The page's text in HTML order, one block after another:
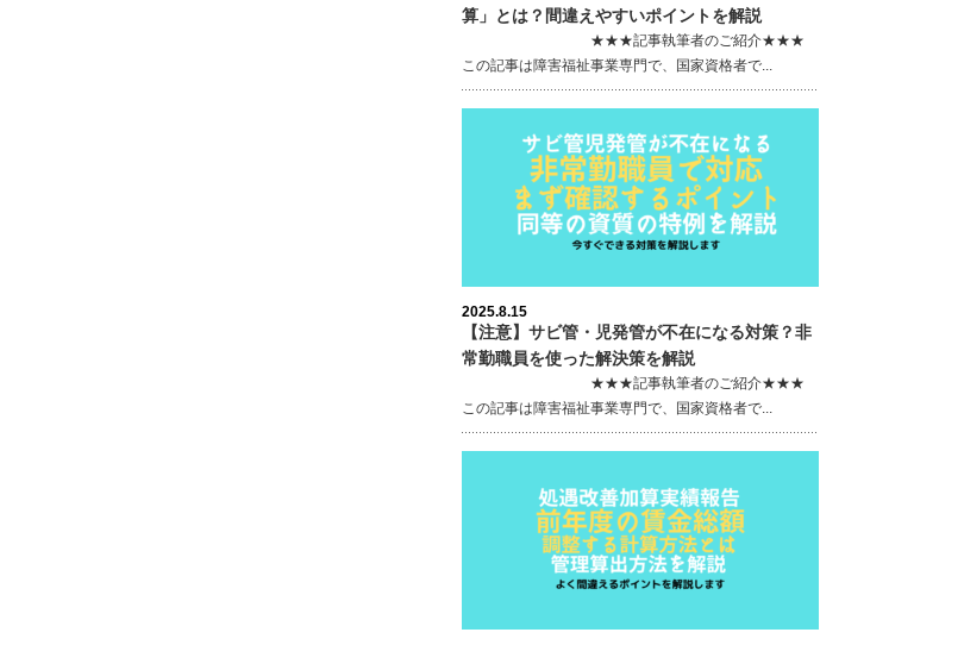
算」とは？間違えやすいポイントを解説
★★★記事執筆者のご紹介★★★
この記事は障害福祉事業専門で、国家資格者で...
2025.8.15
【注意】サビ管・児発管が不在になる対策？非
常勤職員を使った解決策を解説
★★★記事執筆者のご紹介★★★
この記事は障害福祉事業専門で、国家資格者で...